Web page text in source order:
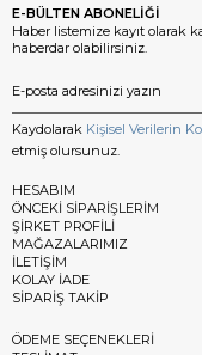
E-BÜLTEN ABONELİĞİ
Haber listemize kayıt olarak
haberdar olabilirsiniz.
Kaydolarak Kişisel Verilerin
etmiş olursunuz.
HESABIM
ÖNCEKİ SİPARİŞLERİM
ŞİRKET PROFİLİ
MAĞAZALARIMIZ
İLETİŞİM
KOLAY İADE
SİPARİŞ TAKİP
ÖDEME SEÇENEKLERİ